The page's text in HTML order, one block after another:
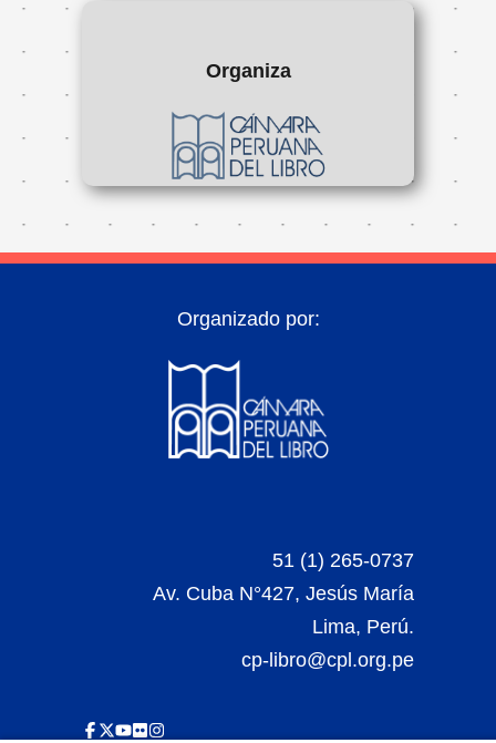
Organiza
Organizado por:
51 (1) 265-0737
Av. Cuba N°427, Jesús María
Lima, Perú.
cp-libro@cpl.org.pe